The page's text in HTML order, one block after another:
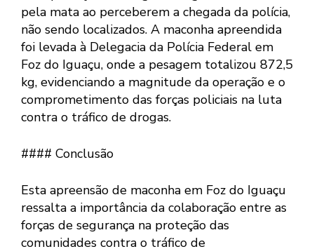
pela mata ao perceberem a chegada da polícia,
não sendo localizados. A maconha apreendida
foi levada à Delegacia da Polícia Federal em
Foz do Iguaçu, onde a pesagem totalizou 872,5
kg, evidenciando a magnitude da operação e o
comprometimento das forças policiais na luta
contra o tráfico de drogas.
#### Conclusão
Esta apreensão de maconha em Foz do Iguaçu
ressalta a importância da colaboração entre as
forças de segurança na proteção das
comunidades contra o tráfico de